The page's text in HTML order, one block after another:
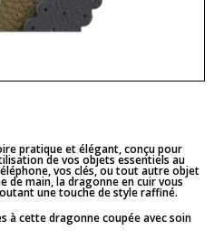
pratique et élégant, conçu pour
de vos objets essentiels au
vos clés, ou tout autre objet
de main, la dragonne en cuir vous
une touche de style raffiné.
à cette dragonne coupée avec soin